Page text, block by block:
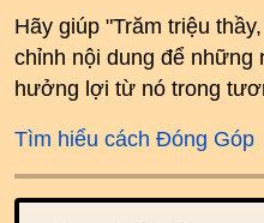
Hãy giúp "Trăm triệu
chỉnh nội dung để những
hưởng lợi từ nó trong
Tìm hiểu cách Đóng Góp